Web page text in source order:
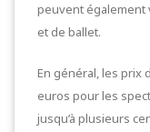
peuvent également
et de ballet.
En général, les prix
euros pour les
jusqu’à plusieurs